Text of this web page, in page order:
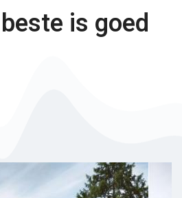
is goed